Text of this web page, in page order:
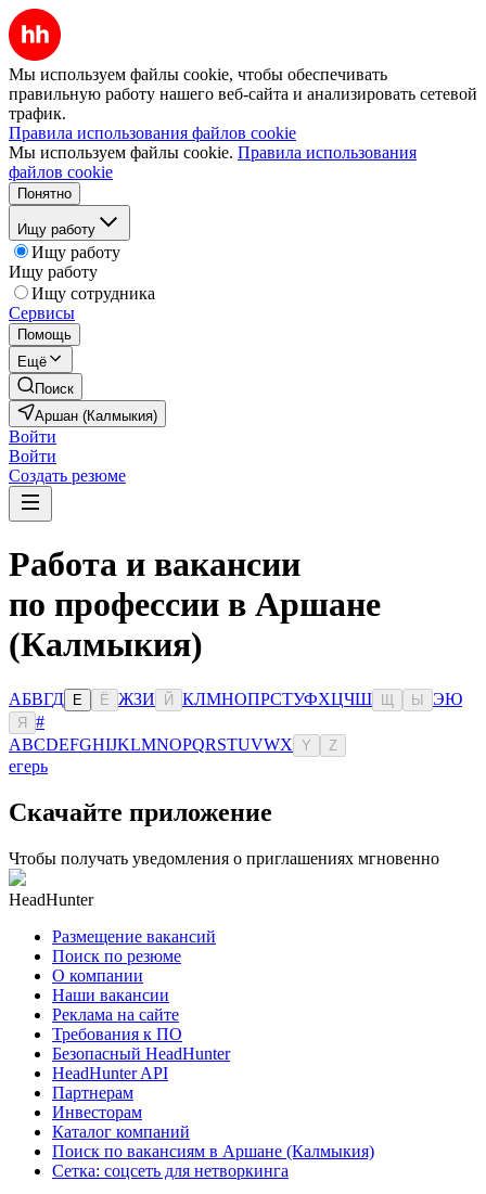
Мы используем файлы cookie, чтобы обеспечивать
правильную работу нашего веб-сайта и анализировать сетевой
трафик.
Правила использования файлов cookie
Мы используем файлы cookie. Правила использования
файлов cookie
Понятно
Ищу работу
Ищу работу
Ищу работу
Ищу сотрудника
Сервисы
Помощь
Ещё
Поиск
Аршан (Калмыкия)
Войти
Войти
Создать резюме
Работа и вакансии
по профессии в Аршане
(Калмыкия)
АБВГД Е Ё ЖЗИ Й КЛМНОПРСТУФХЦЧШ Ы ЭЮ
Я
#
ABCDEFGHIJKLMNOPQRSTUVWX Y Z
егерь
Скачайте приложение
Чтобы получать уведомления о приглашениях мгновенно
HeadHunter
Размещение вакансий
Поиск по резюме
О компании
Наши вакансии
Реклама на сайте
Требования к ПО
Безопасный HeadHunter
HeadHunter API
Партнерам
Инвесторам
Каталог компаний
Поиск по вакансиям в Аршане (Калмыкия)
Сетка: соцсеть для нетворкинга